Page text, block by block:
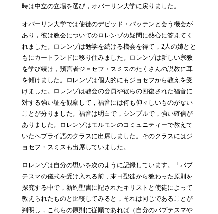
時は中立の立場を選び，オバーリン大学に戻りました。
オバーリン大学では使徒のデビッド・パッテンと会う機会が
あり，彼は教会についてのロレンゾの疑問に熱心に答えてく
れました。ロレンゾは勉学を続ける機会を得て，2人の姉とと
もにカートランドに移り住みました。ロレンゾは新しい宗教
を学び続け，預言者ジョセフ・スミスのたくさんの説教に耳
を傾けました。ロレンゾは個人的にもジョセフから教えを受
けました。ロレンゾは教会の会員や彼らの回復された福音に
対する強い証を観察して，福音には何も仰々しいものがない
ことが分りました。福音は明白で，シンプルで，強い確信が
ありました。ロレンゾはモルモンのコミュニティーで教えて
いたヘブライ語のクラスに出席しました。そのクラスにはジ
ョセフ・スミスも出席していました。
ロレンゾは自分の思いを次のように記録しています。「バプ
テスマの儀式を受け入れる前，末日聖徒から教わった原則を
探究する中で，新約聖書に記されたキリストと使徒によって
教えられたものと比較してみると，それは同じであることが
判明し，これらの原則に従順であれば（自分のバプテスマや